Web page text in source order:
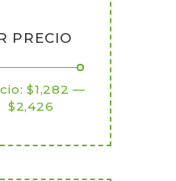
PRECIO
$1,282 —
$2,426